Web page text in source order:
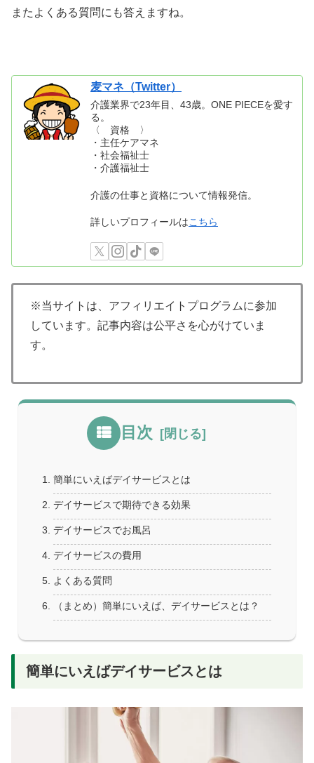
またよくある質問にも答えますね。
麦マネ（Twitter）
介護業界で23年目、43歳。ONE PIECEを愛す
る。
〈 資格 〉
・主任ケアマネ
・社会福祉士
・介護福祉士
介護の仕事と資格について情報発信。
詳しいプロフィールはこちら
※当サイトは、アフィリエイトプログラムに参加
しています。記事内容は公平さを心がけていま
す。
目次
簡単にいえばデイサービスとは
デイサービスで期待できる効果
デイサービスでお風呂
デイサービスの費用
よくある質問
（まとめ）簡単にいえば、デイサービスとは？
簡単にいえばデイサービスとは